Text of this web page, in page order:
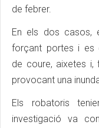
de febrer.
En els dos casos,
forçant portes i es
de coure, aixetes
provocant una
Els robatoris
investigació va